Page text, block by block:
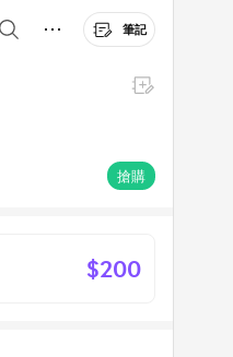
筆記
搶購
$200